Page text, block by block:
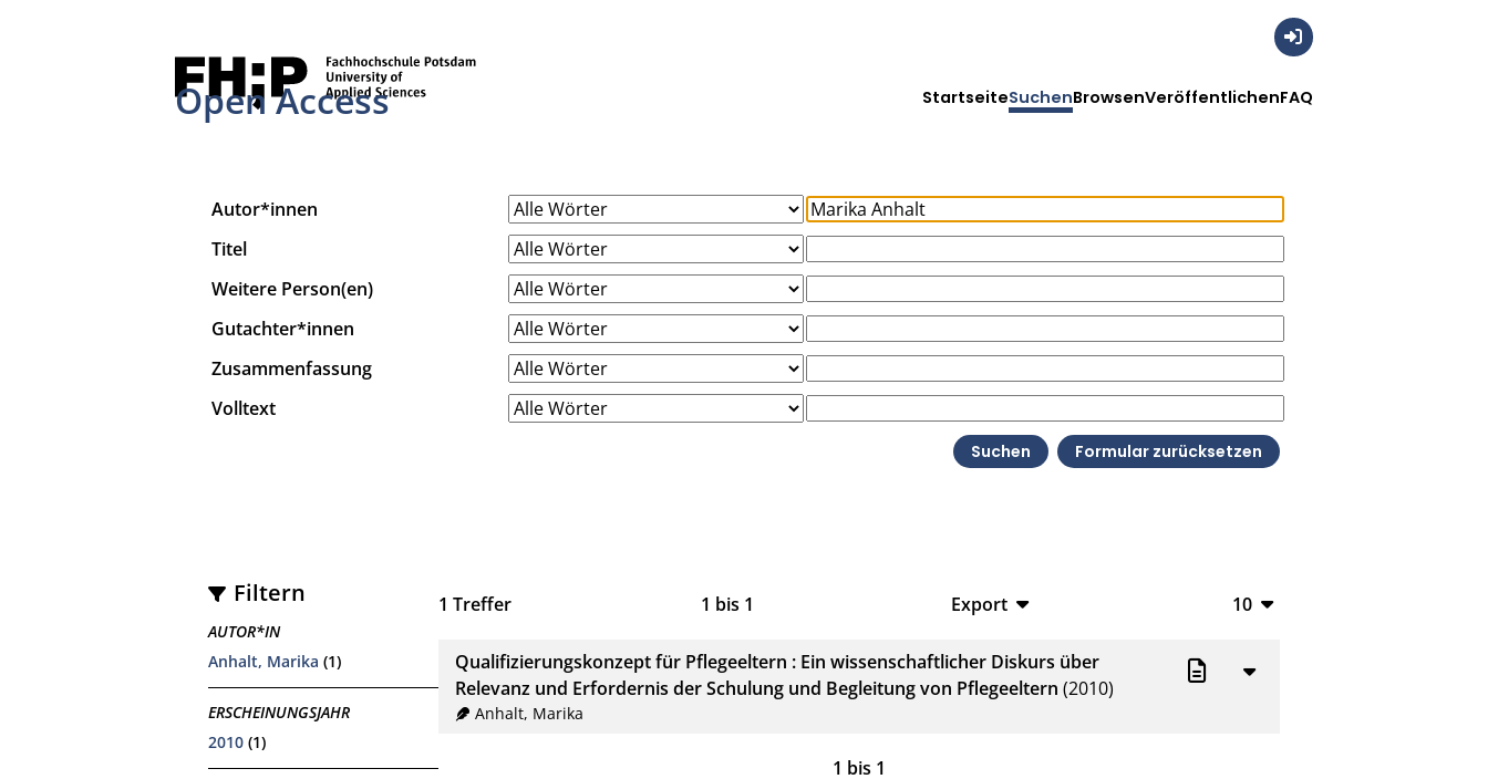
Open Access StartseiteSuchenBrowsenVeröffentlichenFAQ
Autor*innen
Titel
Weitere Person(en)
Gutachter*innen
Zusammenfassung
Volltext
Filtern
AUTOR*IN
Anhalt, Marika (1)
ERSCHEINUNGSJAHR
2010 (1)
1 Treffer 1 bis 1
Export
CSV
10
20
Qualifizierungskonzept für Pflegeeltern : Ein wissenschaftlicher Diskurs über
Relevanz und Erfordernis der Schulung und Begleitung von Pflegeeltern (2010)
Anhalt, Marika
1 bis 1